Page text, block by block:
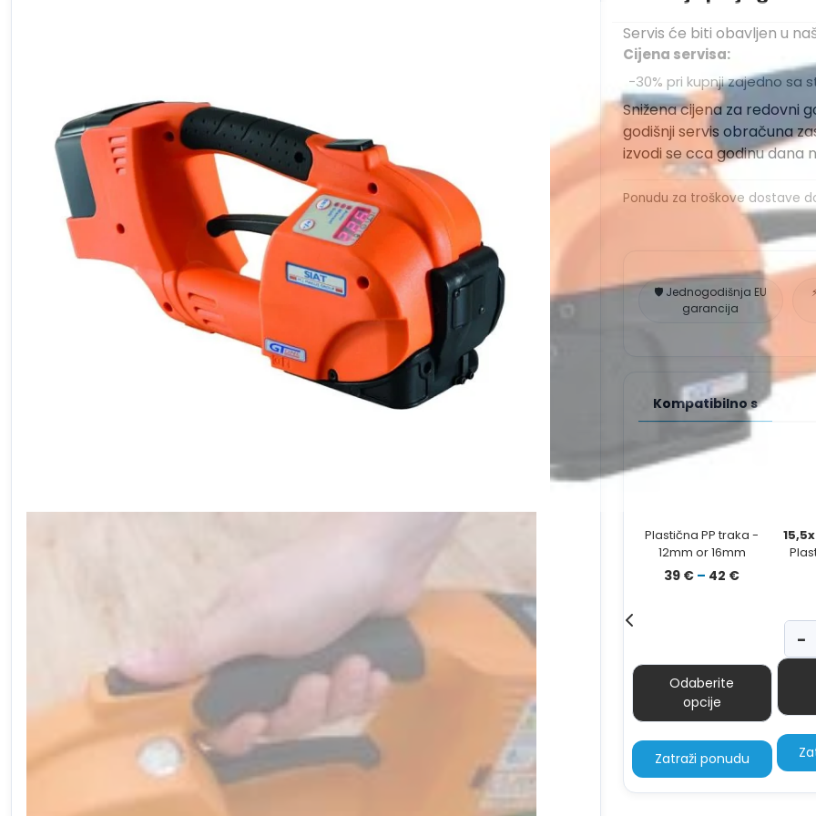
Servis će biti obavljen u
Cijena servisa:
−30% pri kupnji zajedno sa
Snižena cijena za redovni
godišnji servis obračuna
izvodi se cca godinu dana
Ponudu za troškove dostave
🛡️ Jednogodišnja EU
garancija
Kompatibilno s
Plastična PP traka -
12mm or 16mm
39 € – 42 €Raspon
42 €
Odaberite
opcije
Zatraži ponudu
−